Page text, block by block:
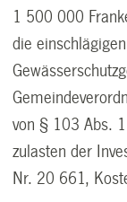
1 500 000
die
von § 103 Abs.
zulasten der
Nr. 20 661,